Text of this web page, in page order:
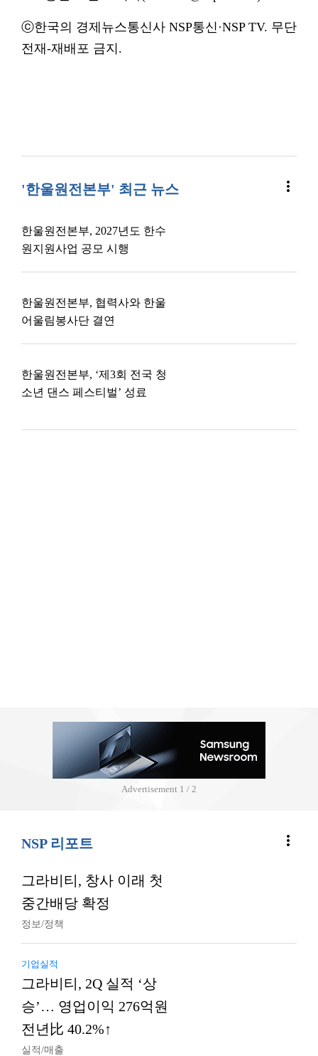
ⓒ한국의 경제뉴스통신사 NSP통신·NSP TV. 무단
전재-재배포 금지.
'한울원전본부' 최근 뉴스 more_vert
한울원전본부, 2027년도 한수
원지원사업 공모 시행
한울원전본부, 협력사와 한울
어울림봉사단 결연
한울원전본부, ‘제3회 전국 청
소년 댄스 페스티벌’ 성료
Advertisement 2 / 2
NSP 리포트 more_vert
그라비티, 창사 이래 첫
중간배당 확정
정보/정책
기업실적
그라비티, 2Q 실적 ‘상
승’… 영업이익 276억원
전년比 40.2%↑
실적/매출